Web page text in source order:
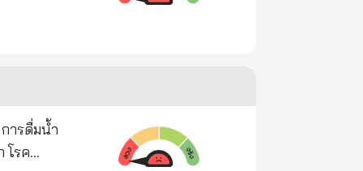
างได้เลย
กความ
เทียม ออก
ย ไม่ยึด
ากกว่าที่
แรกของ